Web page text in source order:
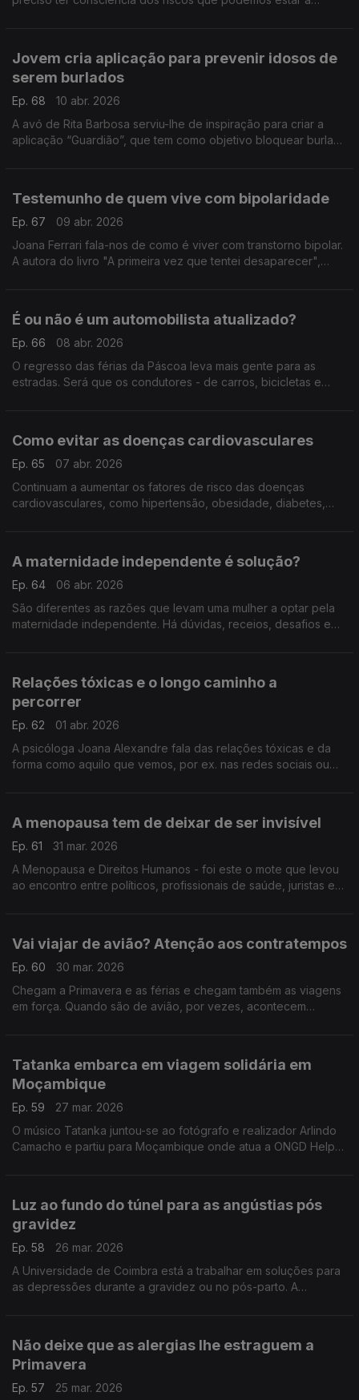
Jovem cria aplicação para prevenir idosos de
serem burlados
Ep. 68
10 abr. 2026
A avó de Rita Barbosa serviu-lhe de inspiração para criar a
aplicação “Guardião”, que tem como objetivo bloquear burlas.
Testemunho de quem vive com bipolaridade
Ep. 67
09 abr. 2026
Joana Ferrari fala-nos de como é viver com transtorno bipolar.
A autora do livro "A primeira vez que tentei desaparecer",
É ou não é um automobilista atualizado?
Ep. 66
08 abr. 2026
O regresso das férias da Páscoa leva mais gente para as
estradas. Será que os condutores - de carros, bicicletas e
Como evitar as doenças cardiovasculares
Ep. 65
07 abr. 2026
Continuam a aumentar os fatores de risco das doenças
cardiovasculares, como hipertensão, obesidade, diabetes,
A maternidade independente é solução?
Ep. 64
06 abr. 2026
São diferentes as razões que levam uma mulher a optar pela
maternidade independente. Há dúvidas, receios, desafios e
Relações tóxicas e o longo caminho a
percorrer
Ep. 62
01 abr. 2026
A psicóloga Joana Alexandre fala das relações tóxicas e da
forma como aquilo que vemos, por ex. nas redes sociais ou
A menopausa tem de deixar de ser invisível
Ep. 61
31 mar. 2026
A Menopausa e Direitos Humanos - foi este o mote que levou
ao encontro entre políticos, profissionais de saúde, juristas e
Vai viajar de avião? Atenção aos contratempos
Ep. 60
30 mar. 2026
Chegam a Primavera e as férias e chegam também as viagens
em força. Quando são de avião, por vezes, acontecem
Tatanka embarca em viagem solidária em
Moçambique
Ep. 59
27 mar. 2026
O músico Tatanka juntou-se ao fotógrafo e realizador Arlindo
Camacho e partiu para Moçambique onde atua a ONGD Helpo.
Luz ao fundo do túnel para as angústias pós
gravidez
Ep. 58
26 mar. 2026
A Universidade de Coimbra está a trabalhar em soluções para
as depressões durante a gravidez ou no pós-parto. A
Não deixe que as alergias lhe estraguem a
Primavera
Ep. 57
25 mar. 2026